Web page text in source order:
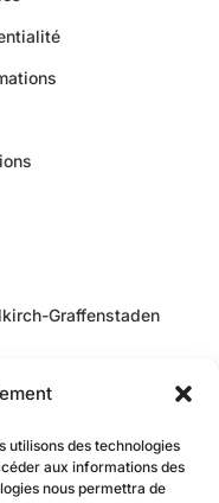
utilisons des technologies
aux informations des
nous permettra de
Graffenstaden
mtc.fr